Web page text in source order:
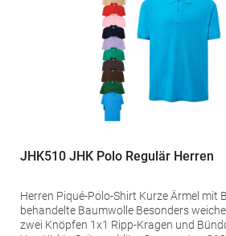
JHK510 JHK Polo Regulär Herren
Herren Piqué-Polo-Shirt Kurze Ärmel mit Bündchen Enzym
behandelte Baumwolle Besonders weicher Griff Knopfleiste mit
zwei Knöpfen 1x1 Ripp-Kragen und Bündchen mit Lycra